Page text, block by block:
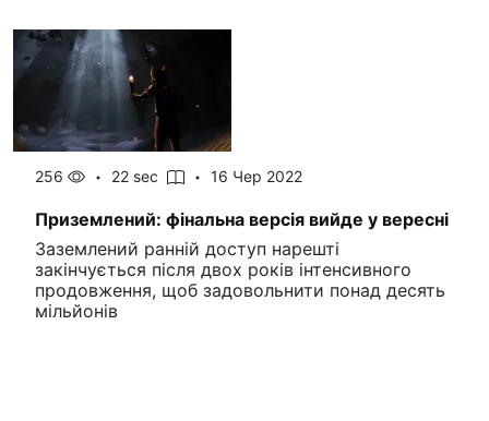
256 22 sec 16 Чер 2022
Приземлений: фінальна версія вийде у вересні
Заземлений ранній доступ нарешті
закінчується після двох років інтенсивного
продовження, щоб задовольнити понад десять
мільйонів